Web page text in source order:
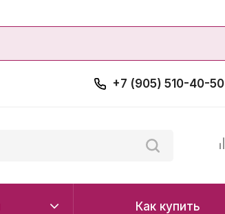
+7 (905) 510-40-50
Как купить